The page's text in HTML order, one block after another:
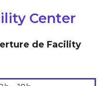
Center
de Facility